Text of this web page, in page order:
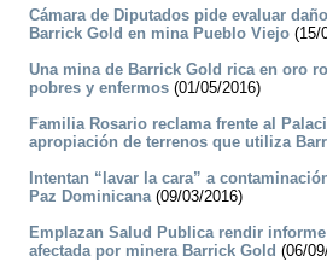
Cámara de Diputados pide evaluar
Barrick Gold en mina Pueblo Viejo (15/
Una mina de Barrick Gold rica en oro
pobres y enfermos (01/05/2016)
Familia Rosario reclama frente al
apropiación de terrenos que utiliza
Intentan “lavar la cara” a
Paz Dominicana(09/03/2016)
Emplazan Salud Publica rendir
afectada por minera Barrick Gold (06/